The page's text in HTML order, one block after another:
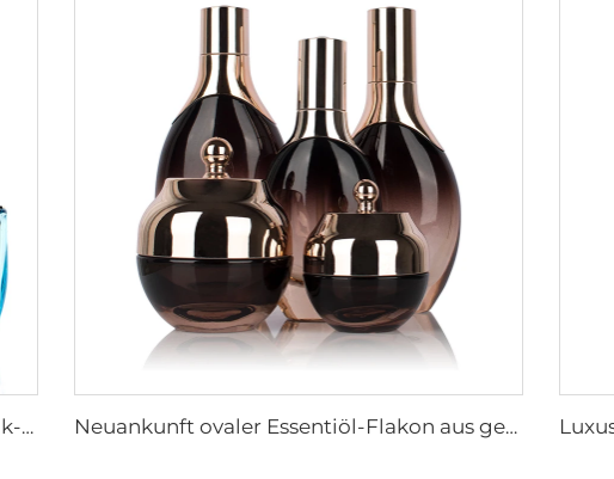
50ml 30ml luxuriöse klare blaue Kosmetik-Gesichtslotions-Creme-Glasflasche -Dose Verpackungssatz mit Pumpe Neuankunft ovaler Essentiöl-Flakon aus gefrorenem Glas Gesichtsöl-Serum-Verpackung Sprühflasche Cremedose Glasset